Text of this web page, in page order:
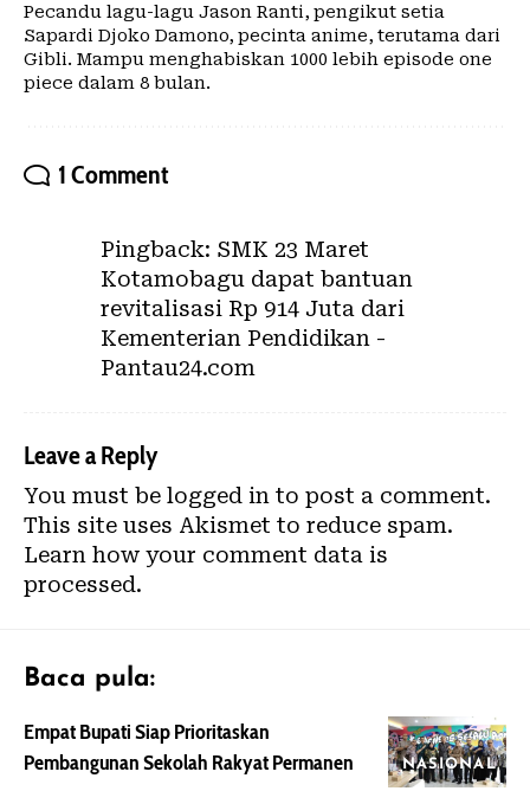
Pecandu lagu-lagu Jason Ranti, pengikut setia
Sapardi Djoko Damono, pecinta anime, terutama dari
Gibli. Mampu menghabiskan 1000 lebih episode one
piece dalam 8 bulan.
1 Comment
Pingback: SMK 23 Maret
Kotamobagu dapat bantuan
revitalisasi Rp 914 Juta dari
Kementerian Pendidikan -
Pantau24.com
Leave a Reply
You must be logged in to post a comment.
This site uses Akismet to reduce spam.
Learn how your comment data is
processed.
Baca pula:
NASIONAL
Empat Bupati Siap Prioritaskan
Pembangunan Sekolah Rakyat Permanen